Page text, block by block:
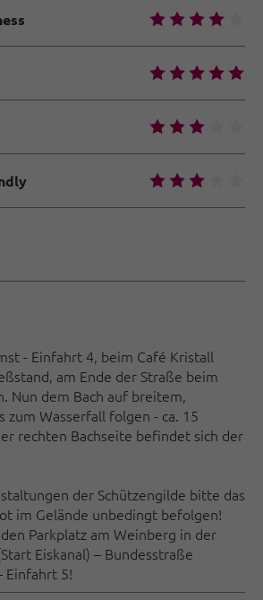
🞙🞙🞙🞙
🞙🞙🞙🞙🞙
🞙🞙🞙
🞙🞙🞙
- Einfahrt 4, beim Café Kristall
am Ende der Straße beim
Nun dem Bach auf breitem,
zum Wasserfall folgen - ca. 15
rechten Bachseite befindet sich der
der Schützengilde bitte das
im Gelände unbedingt befolgen!
Parkplatz am Weinberg in der
Eiskanal) – Bundesstraße
Einfahrt 5!